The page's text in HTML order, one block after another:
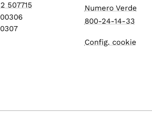
507715
Numero Verde
800-24-14-33
Config. cookie